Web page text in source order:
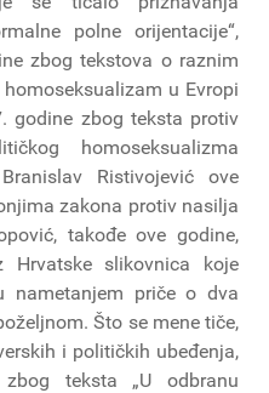
polne orijentacije“,
zbog tekstova o raznim
u Evropi
godine zbog teksta protiv
homoseksualizma
Ristivojević ove
zakona protiv nasilja
takođe ove godine,
slikovnica koje
nametanjem priče o dva
Što se mene tiče,
i političkih ubeđenja,
teksta „U odbranu